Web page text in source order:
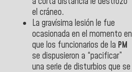
el cráneo.
La gravísima lesión le fue
ocasionada en el momento en
que los funcionarios de la PM
se dispusieron a “pacificar”
una serie de disturbios que se